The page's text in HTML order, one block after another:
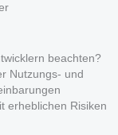
beachten?
Nutzungs- und
erheblichen Risiken